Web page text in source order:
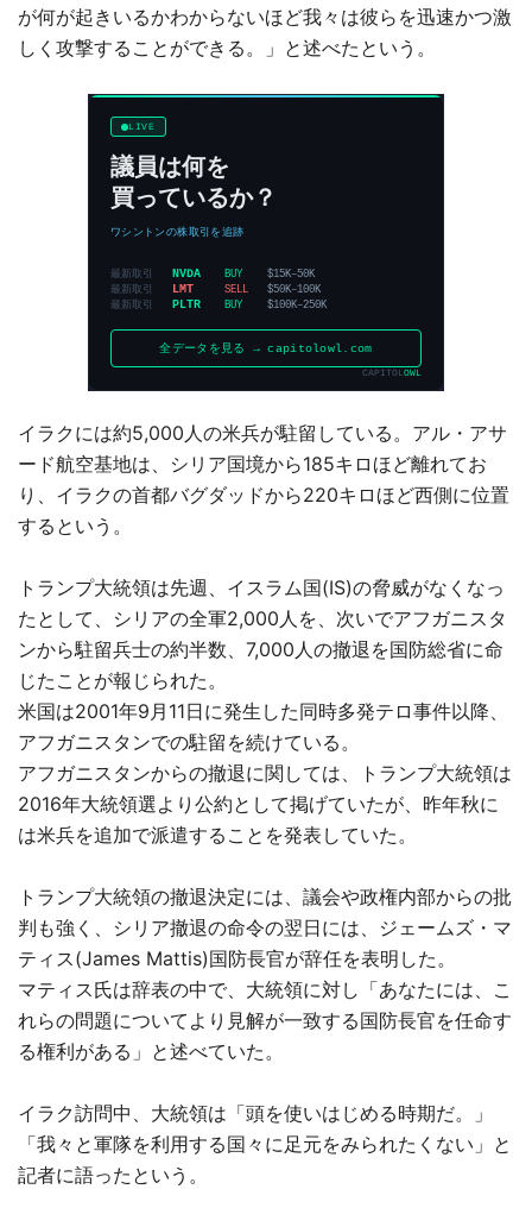
が何が起きいるかわからないほど我々は彼らを迅速かつ激
しく攻撃することができる。」と述べたという。
イラクには約5,000人の米兵が駐留している。アル・アサ
ード航空基地は、シリア国境から185キロほど離れてお
り、イラクの首都バグダッドから220キロほど西側に位置
するという。
トランプ大統領は先週、イスラム国(IS)の脅威がなくなっ
たとして、シリアの全軍2,000人を、次いでアフガニスタ
ンから駐留兵士の約半数、7,000人の撤退を国防総省に命
じたことが報じられた。
米国は2001年9月11日に発生した同時多発テロ事件以降、
アフガニスタンでの駐留を続けている。
アフガニスタンからの撤退に関しては、トランプ大統領は
2016年大統領選より公約として掲げていたが、昨年秋に
は米兵を追加で派遣することを発表していた。
トランプ大統領の撤退決定には、議会や政権内部からの批
判も強く、シリア撤退の命令の翌日には、ジェームズ・マ
ティス(James Mattis)国防長官が辞任を表明した。
マティス氏は辞表の中で、大統領に対し「あなたには、こ
れらの問題についてより見解が一致する国防長官を任命す
る権利がある」と述べていた。
イラク訪問中、大統領は「頭を使いはじめる時期だ。」
「我々と軍隊を利用する国々に足元をみられたくない」と
記者に語ったという。